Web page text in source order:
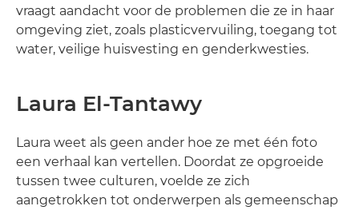
vraagt aandacht voor de problemen die ze in haar
omgeving ziet, zoals plasticvervuiling, toegang tot
water, veilige huisvesting en genderkwesties.
Laura El-Tantawy
Laura weet als geen ander hoe ze met één foto
een verhaal kan vertellen. Doordat ze opgroeide
tussen twee culturen, voelde ze zich
aangetrokken tot onderwerpen als gemeenschap